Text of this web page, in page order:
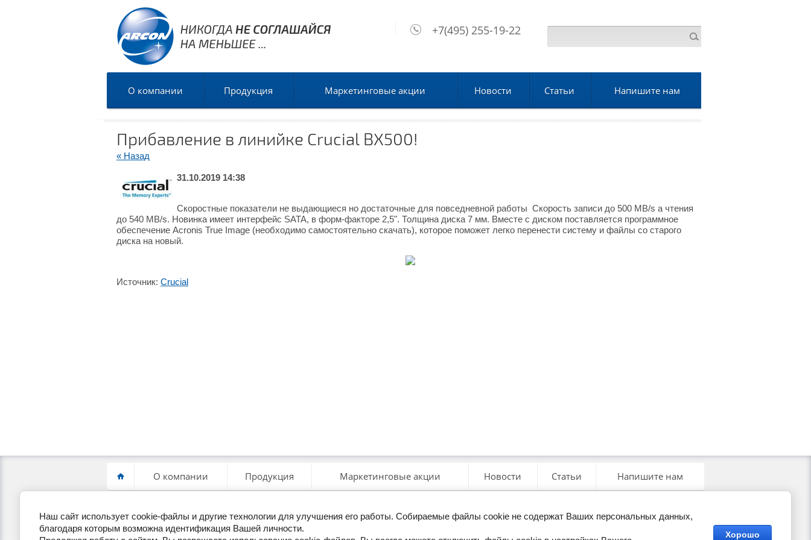
+7(495) 255-19-22
О компании Продукция Маркетинговые акции Новости Статьи Напишите нам
Прибавление в линийке Crucial BX500!
« Назад
31.10.2019 14:38
Скоростные показатели не выдающиеся но достаточные для повседневной работы Скорость записи до 500 MB/s а чтения
до 540 MB/s. Новинка имеет интерфейс SATA, в форм-факторе 2,5". Толщина диска 7 мм. Вместе с диском поставляется программное
обеспечение Acronis True Image (необходимо самостоятельно скачать), которое поможет легко перенести систему и файлы со старого
диска на новый.
Источник: Crucial
О компании Продукция Маркетинговые акции Новости Статьи Напишите нам
+7(495) 255-19-22 Перезвоните мне
Наш сайт использует cookie-файлы и другие технологии для улучшения его работы. Собираемые файлы cookie не содержат Ваших персональных данных,
благодаря которым возможна идентификация Вашей личности.
Хорошо